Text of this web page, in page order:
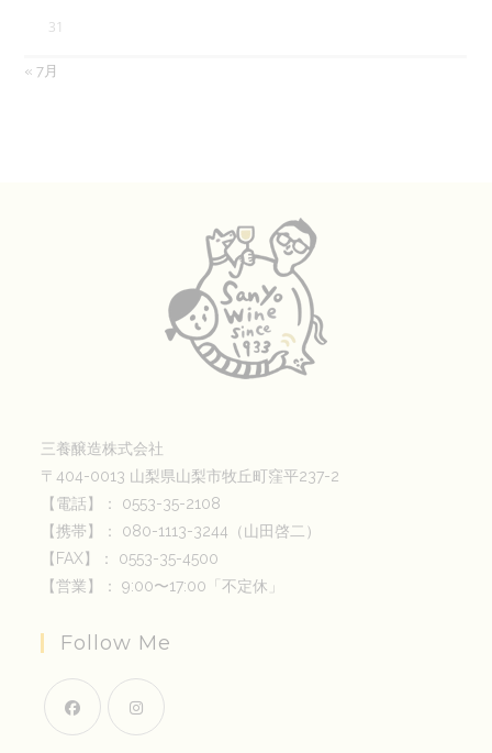
31
« 7月
三養醸造株式会社
〒404-0013 山梨県山梨市牧丘町窪平237-2
【電話】： 0553-35-2108
【携帯】： 080-1113-3244（山田啓二）
【FAX】： 0553-35-4500
【営業】： 9:00〜17:00「不定休」
Follow Me